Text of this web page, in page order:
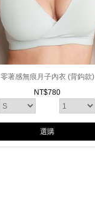
零著感無痕月子內衣 (背鈎款)
NT$780
選購